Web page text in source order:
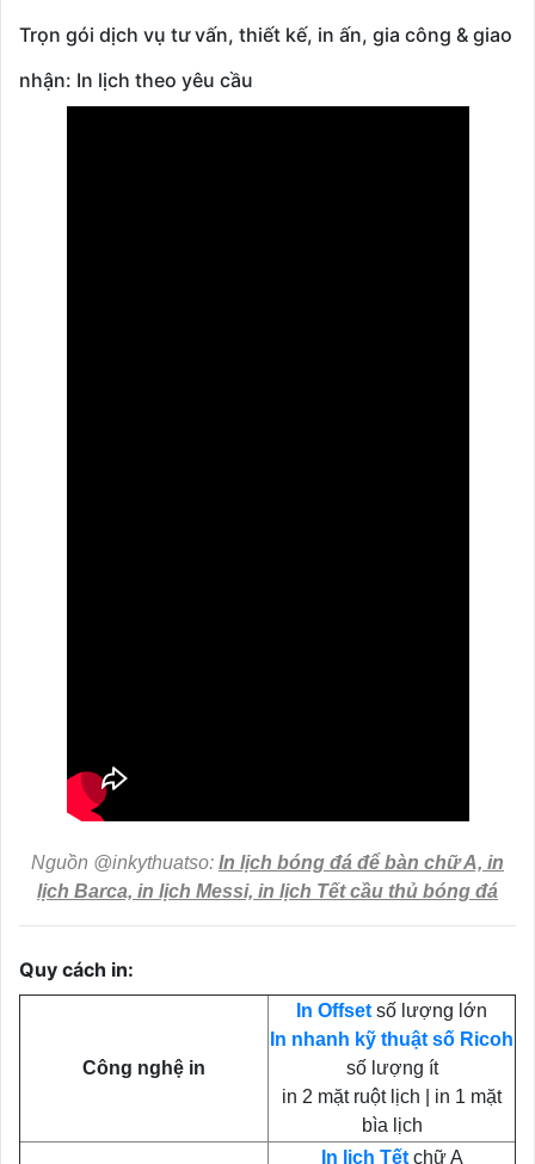
Trọn gói dịch vụ tư vấn, thiết kế, in ấn, gia công & giao
nhận: In lịch theo yêu cầu
Nguồn @inkythuatso: In lịch bóng đá để bàn chữ A, in
lịch Barca, in lịch Messi, in lịch Tết cầu thủ bóng đá
Quy cách in:
Công nghệ in
In Offsetsố lượng lớn
In nhanh kỹ thuật số Ricoh
số lượng ít
in 2 mặt ruột lịch | in 1 mặt
bìa lịch
In lịch Tếtchữ A